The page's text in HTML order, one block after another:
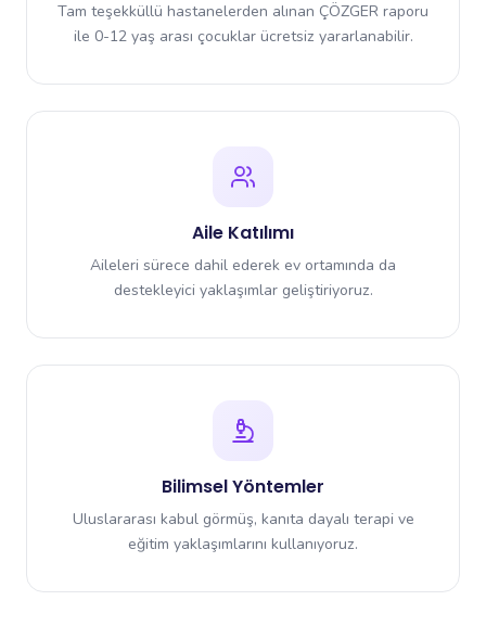
Tam teşekküllü hastanelerden alınan ÇÖZGER raporu
ile 0-12 yaş arası çocuklar ücretsiz yararlanabilir.
Aile Katılımı
Aileleri sürece dahil ederek ev ortamında da
destekleyici yaklaşımlar geliştiriyoruz.
Bilimsel Yöntemler
Uluslararası kabul görmüş, kanıta dayalı terapi ve
eğitim yaklaşımlarını kullanıyoruz.